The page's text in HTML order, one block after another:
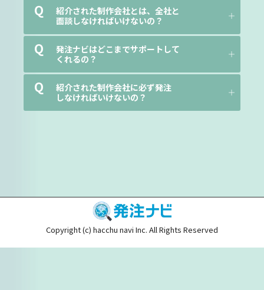
Q
紹介された制作会社とは、全社と
面談しなければいけないの？
Q
発注ナビはどこまでサポートして
くれるの？
Q
紹介された制作会社に必ず発注
しなければいけないの？
Copyright (c) hacchu navi Inc. All Rights Reserved